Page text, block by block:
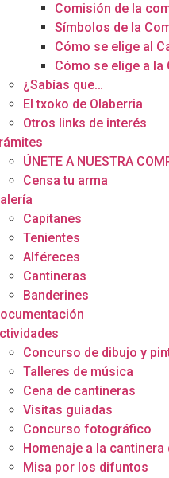
Comisión de la
Símbolos de la
Cómo se elige al
Cómo se elige a la
¿Sabías que…
El txoko de Olaberria
Otros links de interés
ÚNETE A NUESTRA
Censa tu arma
Capitanes
Tenientes
Alféreces
Cantineras
Banderines
Concurso de dibujo y
Talleres de música
Cena de cantineras
Visitas guiadas
Concurso fotográfico
Homenaje a la cantinera
Misa por los difuntos